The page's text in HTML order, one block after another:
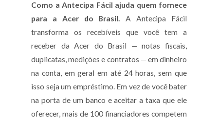
Como a Antecipa Fácil ajuda quem fornece
para a Acer do Brasil. A Antecipa Fácil
transforma os recebíveis que você tem a
receber da Acer do Brasil — notas fiscais,
duplicatas, medições e contratos — em dinheiro
na conta, em geral em até 24 horas, sem que
isso seja um empréstimo. Em vez de você bater
na porta de um banco e aceitar a taxa que ele
oferecer, mais de 100 financiadores competem